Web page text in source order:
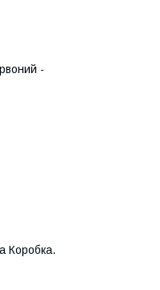
-
Коробка.